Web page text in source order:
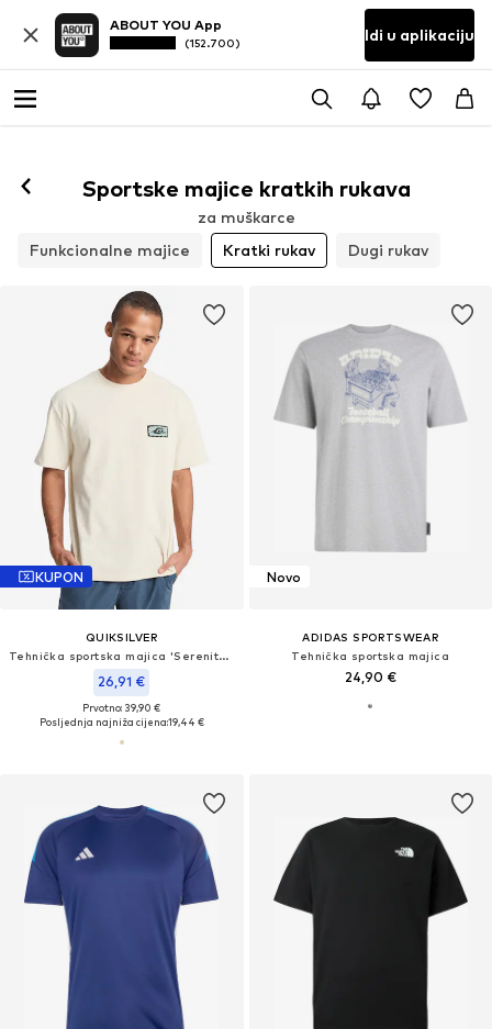
ABOUT YOU App
(152.700) Idi u aplikaciju
Sportske majice kratkih rukava
za muškarce
Funkcionalne majice
Kratki rukav Dugi rukav
KUPON
QUIKSILVER
Tehnička sportska majica 'Serenity Splash'
26,91 €
Prvotno: 39,90 €
Posljednja najniža cijena:19,44 €
Novo
ADIDAS SPORTSWEAR
Tehnička sportska majica
24,90 €